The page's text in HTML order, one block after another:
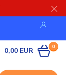
0
0,00 EUR